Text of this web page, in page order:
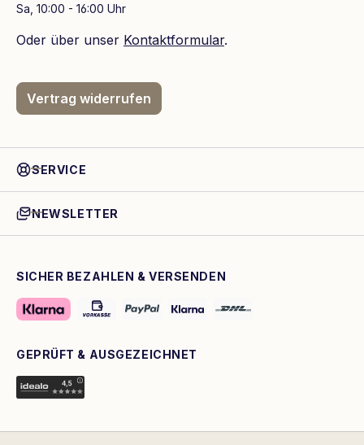
Sa, 10:00 - 16:00 Uhr
Oder über unser Kontaktformular.
Vertrag widerrufen
SERVICE
NEWSLETTER
SICHER BEZAHLEN & VERSENDEN
GEPRÜFT & AUSGEZEICHNET